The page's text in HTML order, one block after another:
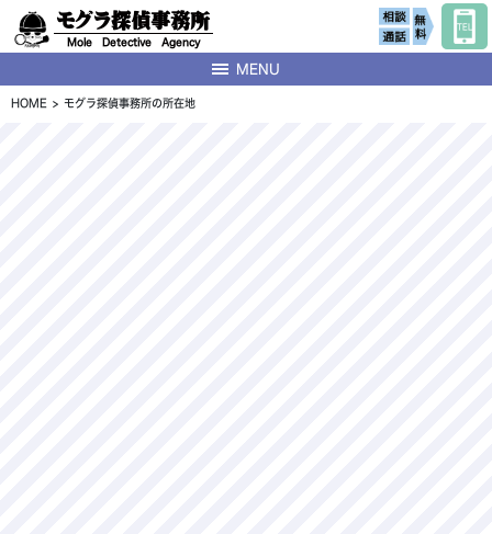
モグラ探偵事務所
Mole Detective Agency
MENU
HOME モグラ探偵事務所の所在地